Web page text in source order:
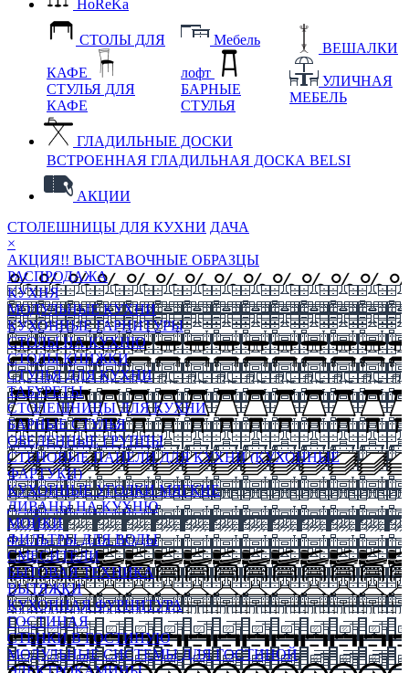
HoReKa
СТОЛЫ ДЛЯ
КАФЕ
СТУЛЬЯ ДЛЯ
КАФЕ
Мебель
лофт
БАРНЫЕ
СТУЛЬЯ
ВЕШАЛКИ
УЛИЧНАЯ
МЕБЕЛЬ
ГЛАДИЛЬНЫЕ ДОСКИ
ВСТРОЕННАЯ ГЛАДИЛЬНАЯ ДОСКА BELSI
АКЦИИ
СТОЛЕШНИЦЫ ДЛЯ КУХНИ ДАЧА
×
АКЦИЯ!! ВЫСТАВОЧНЫЕ ОБРАЗЦЫ
РАСПРОДАЖА
КУХНЯ
МОДУЛЬНЫЕ КУХНИ
КУХОННЫЕ ГАРНИТУРЫ
СТОЛЫ НА КУХНЮ
СТОЛЫ КНИЖКИ
СТУЛЬЯ ДЛЯ КУХНИ
ТАБУРЕТЫ
СТОЛЕШНИЦЫ ДЛЯ КУХНИ
БАРНЫЕ СТУЛЬЯ
ОБЕДЕННЫЕ ГРУППЫ
СТЕНОВЫЕ ПАНЕЛИ ДЛЯ КУХНИ (КУХОННЫЕ
ФАРТУКИ)
КУХОННЫЕ УГОЛКИ МЯГКИЕ
ДИВАНЫ НА КУХНЮ
МОЙКИ
ФИЛЬТРЫ ДЛЯ ВОДЫ
СМЕСИТЕЛИ
БЫТОВАЯ ТЕХНИКА
ВЫТЯЖКИ
КУХОННАЯ ФУРНИТУРА
ГОСТИНАЯ
СТЕНКИ В ГОСТИНУЮ
МОДУЛЬНЫЕ СИСТЕМЫ ДЛЯ ГОСТИНОЙ